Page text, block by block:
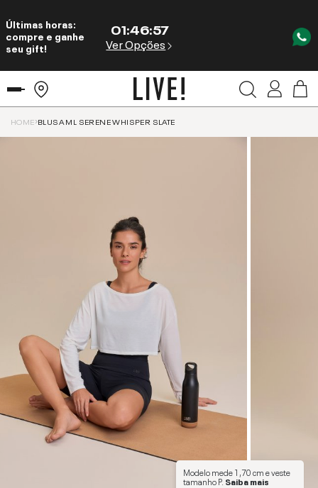
Últimas horas:
compre e ganhe
seu gift!
01:46:57
Ver Opções
HOME BLUSA ML SERENE WHISPER SLATE
Modelo mede1,70 cme veste
tamanhoP. Saiba mais